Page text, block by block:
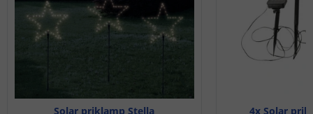
Solar priklamp Stella
4x Solar